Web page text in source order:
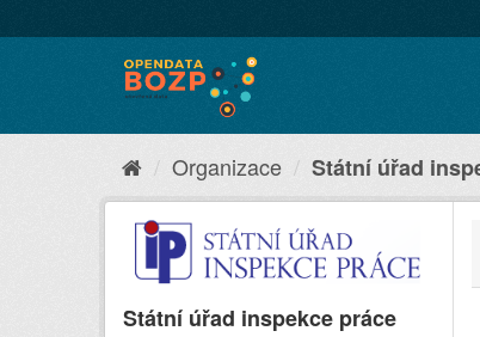
Organizace Státní úřad
Státní úřad inspekce práce